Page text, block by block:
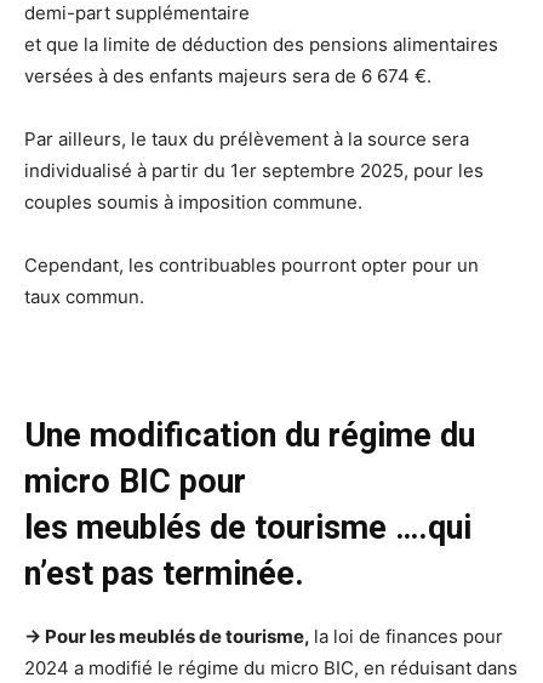
demi-part supplémentaire
et que la limite de déduction des pensions alimentaires
versées à des enfants majeurs sera de 6 674 €.
Par ailleurs, le taux du prélèvement à la source sera
individualisé à partir du 1er septembre 2025, pour les
couples soumis à imposition commune.
Cependant, les contribuables pourront opter pour un
taux commun.
Une modification du régime du
micro BIC pour
les meublés de tourisme ….qui
n’est pas terminée.
-> Pour les meublés de tourisme, la loi de finances pour
2024 a modifié le régime du micro BIC, en réduisant dans